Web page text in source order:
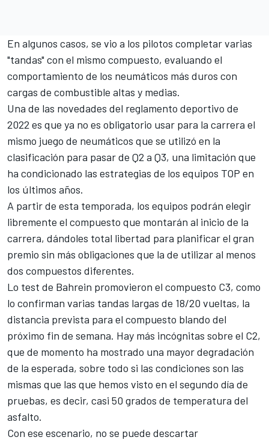
En algunos casos, se vio a los pilotos completar varias
"tandas" con el mismo compuesto, evaluando el
comportamiento de los neumáticos más duros con
cargas de combustible altas y medias.
Una de las novedades del reglamento deportivo de
2022 es que ya no es obligatorio usar para la carrera el
mismo juego de neumáticos que se utilizó en la
clasificación para pasar de Q2 a Q3, una limitación que
ha condicionado las estrategias de los equipos TOP en
los últimos años.
A partir de esta temporada, los equipos podrán elegir
libremente el compuesto que montarán al inicio de la
carrera, dándoles total libertad para planificar el gran
premio sin más obligaciones que la de utilizar al menos
dos compuestos diferentes.
Lo test de Bahrein promovieron el compuesto C3, como
lo confirman varias tandas largas de 18/20 vueltas, la
distancia prevista para el compuesto blando del
próximo fin de semana. Hay más incógnitas sobre el C2,
que de momento ha mostrado una mayor degradación
de la esperada, sobre todo si las condiciones son las
mismas que las que hemos visto en el segundo día de
pruebas, es decir, casi 50 grados de temperatura del
asfalto.
Con ese escenario, no se puede descartar